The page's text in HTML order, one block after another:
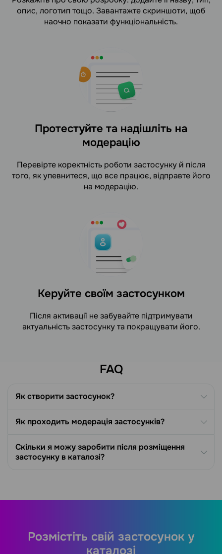
опис, логотип тощо. Завантажте скриншоти, щоб
наочно показати функціональність.
Протестуйте та надішліть на
модерацію
Перевірте коректність роботи застосунку й після
того, як упевнитеся, що все працює, відправте його
на модерацію.
Керуйте своїм застосунком
Після активації не забувайте підтримувати
актуальність застосунку та покращувати його.
FAQ
Як створити застосунок?
Як проходить модерація застосунків?
Скільки я можу заробити після розміщення
застосунку в каталозі?
Розмістіть свій застосунок у
каталозі